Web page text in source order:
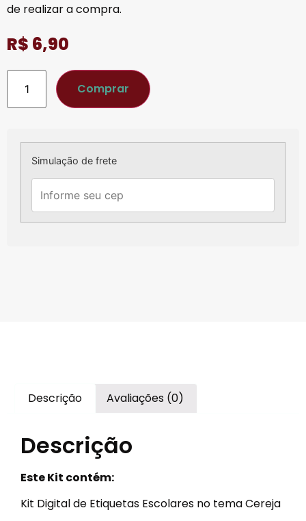
de realizar a compra.
R$ 6,90
Comprar
Simulação de frete
Descrição Avaliações (0)
Descrição
Este Kit contém:
Kit Digital de Etiquetas Escolares no tema Cereja